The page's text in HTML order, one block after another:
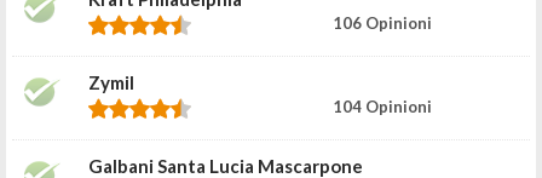
106 Opinioni
Zymil
104 Opinioni
Galbani Santa Lucia Mascarpone